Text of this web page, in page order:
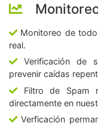
Monitoreo de
real.
Verificación de
prevenir caídas
Filtro de Spam
directamente en
Verficación